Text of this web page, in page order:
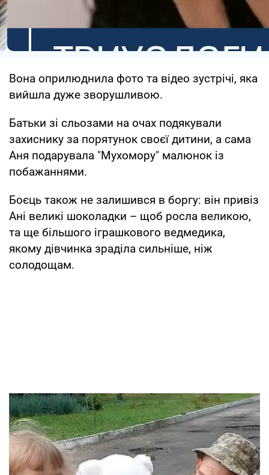
Вона оприлюднила фото та відео зустрічі, яка
вийшла дуже зворушливою.
Батьки зі сльозами на очах подякували
захиснику за порятунок своєї дитини, а сама
Аня подарувала "Мухомору" малюнок із
побажаннями.
Боєць також не залишився в боргу: він привіз
Ані великі шоколадки – щоб росла великою,
та ще більшого іграшкового ведмедика,
якому дівчинка зраділа сильніше, ніж
солодощам.